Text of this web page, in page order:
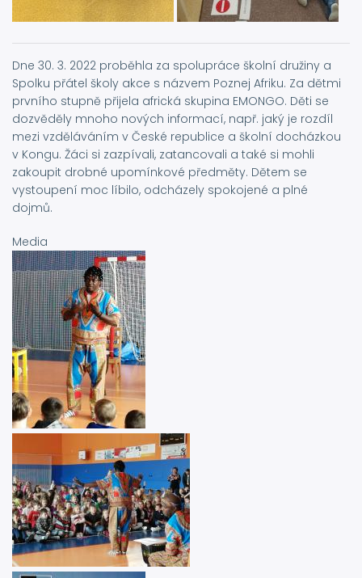
Dne 30. 3. 2022 proběhla za spolupráce školní družiny a
Spolku přátel školy akce s názvem Poznej Afriku. Za dětmi
prvního stupně přijela africká skupina EMONGO. Děti se
dozvěděly mnoho nových informací, např. jaký je rozdíl
mezi vzděláváním v České republice a školní docházkou
v Kongu. Žáci si zazpívali, zatancovali a také si mohli
zakoupit drobné upomínkové předměty. Dětem se
vystoupení moc líbilo, odcházely spokojené a plné
dojmů.
Media
Image